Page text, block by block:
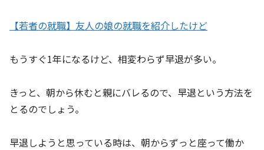
【若者の就職】友人の娘の就職を紹介したけど
もうすぐ1年になるけど、相変わらず早退が多い。
きっと、朝から休むと親にバレるので、早退という方法を
とるのでしょう。
早退しようと思っている時は、朝からずっと座って働か